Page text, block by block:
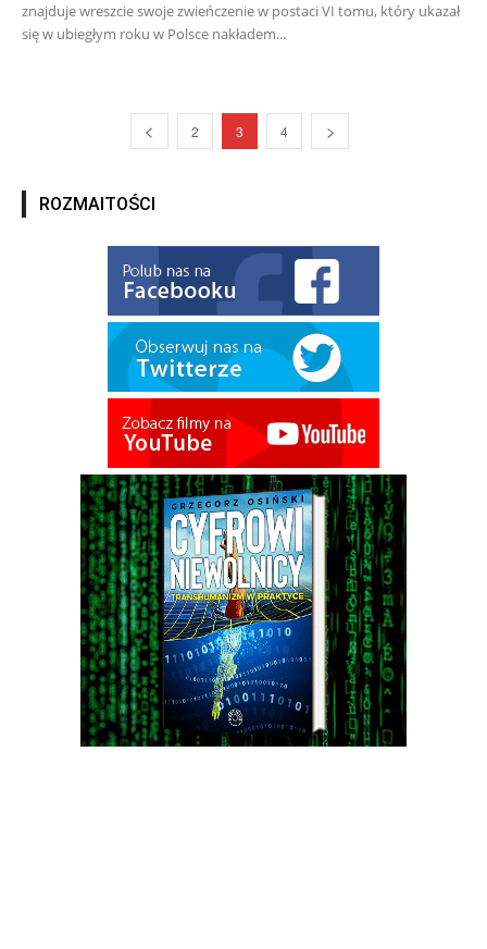
znajduje wreszcie swoje zwieńczenie w postaci VI tomu, który ukazał
się w ubiegłym roku w Polsce nakładem...
2 3 4
ROZMAITOŚCI